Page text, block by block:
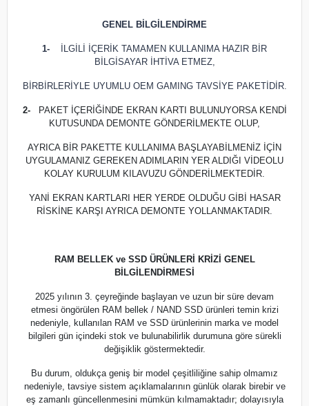
GENEL BİLGİLENDİRME
1-
İLGİLİ İÇERİK TAMAMEN KULLANIMA HAZIR BİR
BİLGİSAYAR İHTİVA ETMEZ,
BİRBİRLERİYLE UYUMLU OEM GAMING TAVSİYE PAKETİDİR.
2-
PAKET İÇERİĞİNDE EKRAN KARTI BULUNUYORSA KENDİ
KUTUSUNDA DEMONTE GÖNDERİLMEKTE OLUP,
AYRICA BİR PAKETTE KULLANIMA BAŞLAYABİLMENİZ İÇİN
UYGULAMANIZ GEREKEN ADIMLARIN YER ALDIĞI VİDEOLU
KOLAY KURULUM KILAVUZU GÖNDERİLMEKTEDİR.
YANİ EKRAN KARTLARI HER YERDE OLDUĞU GİBİ HASAR
RİSKİNE KARŞI AYRICA DEMONTE YOLLANMAKTADIR.
RAM BELLEK ve SSD ÜRÜNLERİ KRİZİ GENEL
BİLGİLENDİRMESİ
2025 yılının 3. çeyreğinde başlayan ve uzun bir süre devam
etmesi öngörülen RAM bellek / NAND SSD ürünleri temin krizi
nedeniyle, kullanılan RAM ve SSD ürünlerinin marka ve model
bilgileri gün içindeki stok ve bulunabilirlik durumuna göre sürekli
değişiklik göstermektedir.
Bu durum, oldukça geniş bir model çeşitliliğine sahip olmamız
nedeniyle, tavsiye sistem açıklamalarının günlük olarak birebir ve
eş zamanlı güncellenmesini mümkün kılmamaktadır; dolayısıyla